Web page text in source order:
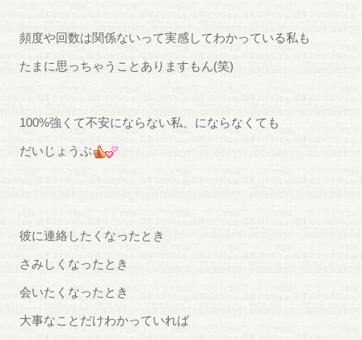
頻度や回数は関係ないって実感してわかっている私も
たまに思っちゃうことありますもん(笑)
100%強くて不安にならない私、にならなくても
だいじょうぶ
彼に連絡したくなったとき
さみしくなったとき
会いたくなったとき
大事なことだけわかっていれば